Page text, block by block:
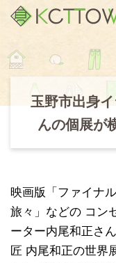
玉野市出身
んの個展が
映画版「ファイナ
旅々」などの コン
ーター内尾和正さ
匠 内尾和正の世界